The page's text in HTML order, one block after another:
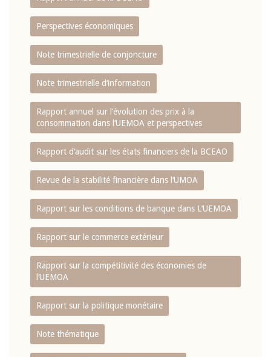
Perspectives économiques
Note trimestrielle de conjoncture
Note trimestrielle d‘information
Rapport annuel sur l‘évolution des prix à la
consommation dans l‘UEMOA et perspectives
Rapport d‘audit sur les états financiers de la BCEAO
Revue de la stabilité financière dans l‘UMOA
Rapport sur les conditions de banque dans L‘UEMOA
Rapport sur le commerce extérieur
Rapport sur la compétitivité des économies de
l‘UEMOA
Rapport sur la politique monétaire
Note thématique